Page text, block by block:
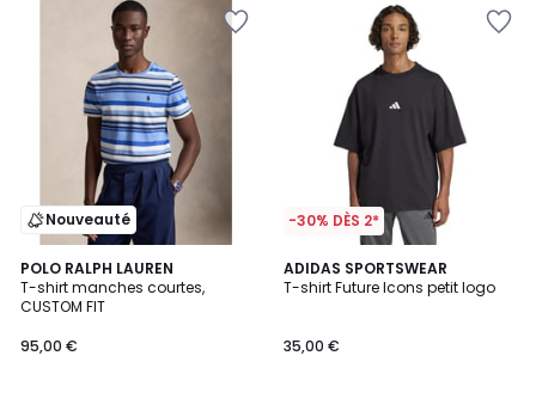
Nouveauté
POLO RALPH LAUREN
T-shirt manches courtes,
CUSTOM FIT
95,00 €
5
/
5
-30% DÈS 2*
ADIDAS SPORTSWEAR
T-shirt Future Icons petit logo
35,00 €
5
/
2
Couleurs